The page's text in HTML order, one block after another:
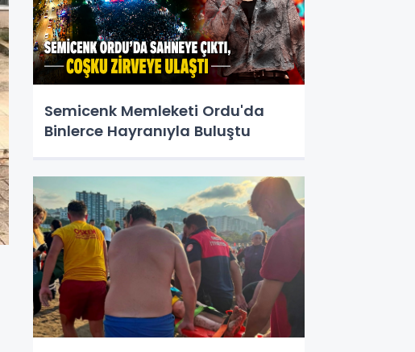
Semicenk Memleketi Ordu'da
Binlerce Hayranıyla Buluştu